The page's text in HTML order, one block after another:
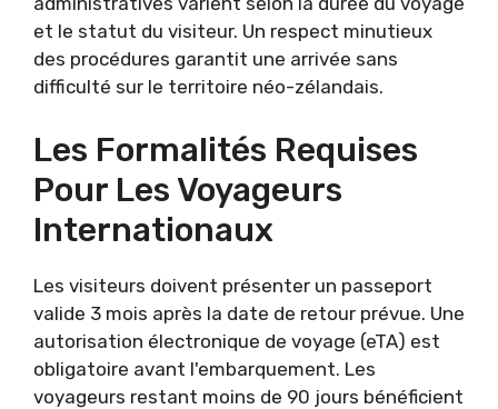
et le statut du visiteur. Un respect minutieux
des procédures garantit une arrivée sans
difficulté sur le territoire néo-zélandais.
Les Formalités Requises
Pour Les Voyageurs
Internationaux
Les visiteurs doivent présenter un passeport
valide 3 mois après la date de retour prévue. Une
autorisation électronique de voyage (eTA) est
obligatoire avant l'embarquement. Les
voyageurs restant moins de 90 jours bénéficient